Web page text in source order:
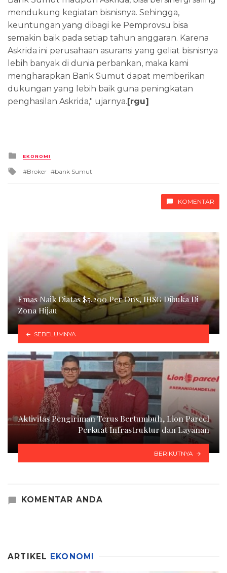
mendukung kegiatan bisnisnya. Sehingga,
keuntungan yang dibagi ke Pemprovsu bisa
semakin baik pada setiap tahun anggaran. Karena
Askrida ini perusahaan asuransi yang geliat bisnisnya
lebih banyak di dunia perbankan, maka kami
mengharapkan Bank Sumut dapat memberikan
dukungan yang lebih baik guna peningkatan
penghasilan Askrida," ujarnya.[rgu]
Posted
in
EKONOMI
Tagged
Broker bank Sumut
KOMENTAR
Emas Naik Diatas $5.200 Per Ons, IHSG Dibuka Di
Zona Hijau
SEBELUMNYA
Aktivitas Pengiriman Terus Bertumbuh, Lion Parcel
Perkuat Infrastruktur dan Layanan
BERIKUTNYA
KOMENTAR ANDA
ARTIKEL EKONOMI